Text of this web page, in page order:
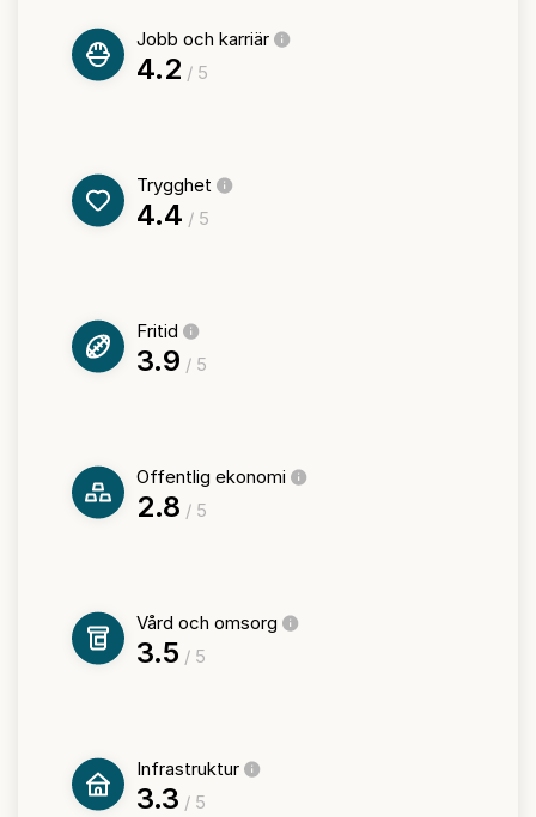
Jobb och karriär
4.2 / 5
Trygghet
4.4 / 5
Fritid
3.9 / 5
Offentlig ekonomi
2.8 / 5
Vård och omsorg
3.5 / 5
Infrastruktur
3.3 / 5